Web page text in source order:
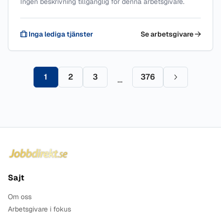
Inga lediga tjänster Se arbetsgivare
Sida
1
Sida
2
Sida
3 … Sida
376
Nästa sida
Sajt
Om oss
Arbetsgivare i fokus